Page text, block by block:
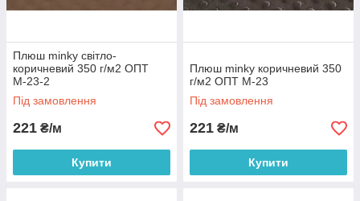
Плюш minky світло-
коричневий 350 г/м2 ОПТ
М-23-2
Під замовлення
221 ₴/м
Купити
Плюш minky коричневий 350
г/м2 ОПТ М-23
Під замовлення
221 ₴/м
Купити